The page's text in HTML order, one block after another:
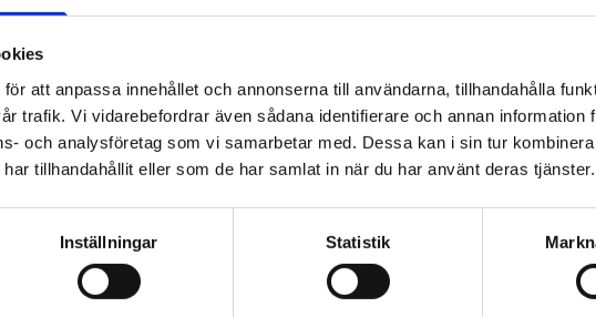
att anpassa innehållet och annonserna till användarna, tillhandahålla
trafik. Vi vidarebefordrar även sådana identifierare och annan information
och analysföretag som vi samarbetar med. Dessa kan i sin tur
tillhandahållit eller som de har samlat in när du har använt deras tjänster.
Inställningar Statistik
759kr